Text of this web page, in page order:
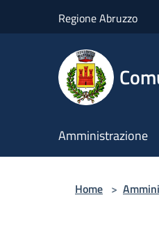
Regione Abruzzo
Amministrazione
Home >